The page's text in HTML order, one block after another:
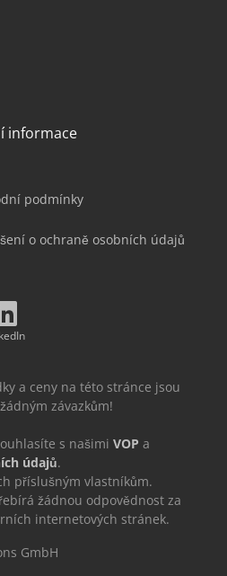
informace
podmínky
o ochraně osobních údajů
a ceny na této stránce jsou
závazkům!
s našimi VOP a
údajů.
příslušným vlastníkům.
žádnou odpovědnost za
internetových stránek.
GmbH